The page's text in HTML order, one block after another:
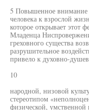
5 Повышенное внимание
человека к взрослой
которое открывает этот
Младенца
греховного существа
разрушительное
привело к духовно-
10
народной, низовой
стереотипом
физической,